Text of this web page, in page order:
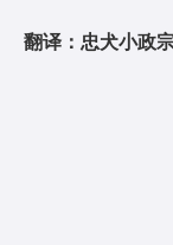
翻译：忠犬小政